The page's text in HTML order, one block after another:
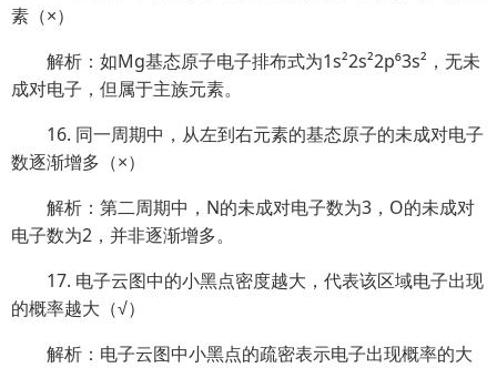
素（×）
解析：如Mg基态原子电子排布式为1s²2s²2p⁶3s²，无未
成对电子，但属于主族元素。
16. 同一周期中，从左到右元素的基态原子的未成对电子
数逐渐增多（×）
解析：第二周期中，N的未成对电子数为3，O的未成对
电子数为2，并非逐渐增多。
17. 电子云图中的小黑点密度越大，代表该区域电子出现
的概率越大（√）
解析：电子云图中小黑点的疏密表示电子出现概率的大